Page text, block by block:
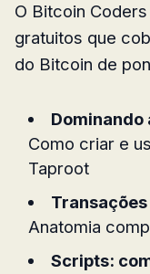
O Bitcoin
gratuitos que
do Bitcoin de
Dominando
Como criar e
Taproot
Anatomia
Scripts: